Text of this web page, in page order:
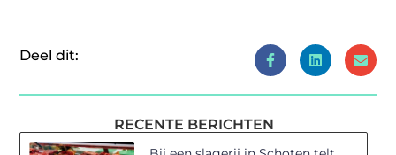
Deel dit:
RECENTE BERICHTEN